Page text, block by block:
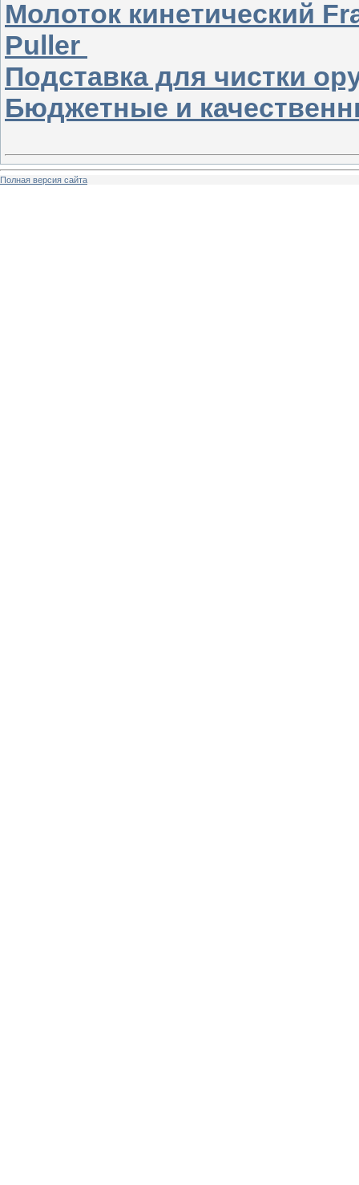
Молоток кинетический
Puller
Подставка для чистки
Бюджетные и
Полная версия сайта